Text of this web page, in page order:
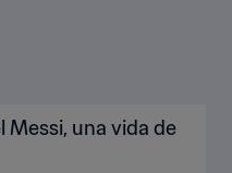
Messi, una vida de